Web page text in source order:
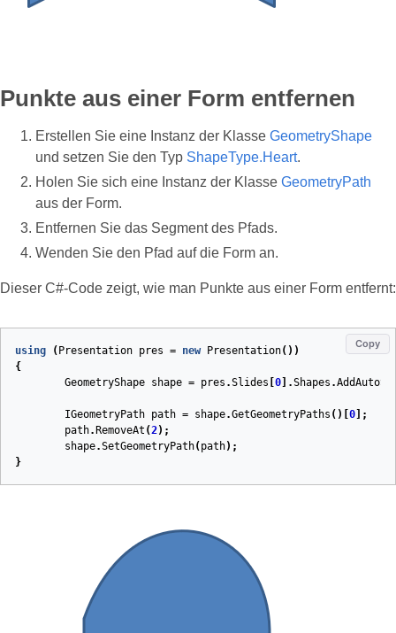
Punkte aus einer Form entfernen
Erstellen Sie eine Instanz der Klasse GeometryShape
und setzen Sie den Typ ShapeType.Heart.
Holen Sie sich eine Instanz der Klasse GeometryPath
aus der Form.
Entfernen Sie das Segment des Pfads.
Wenden Sie den Pfad auf die Form an.
Dieser C#‑Code zeigt, wie man Punkte aus einer Form entfernt:
Copy
using ( Presentation pres = new Presentation())
{
GeometryShape shape = pres .Slides 0 ].Shapes .
IGeometryPath path = shape.GetGeometryPaths ()[ 0 ];
path. RemoveAt (2);
shape.SetGeometryPath( path);
}